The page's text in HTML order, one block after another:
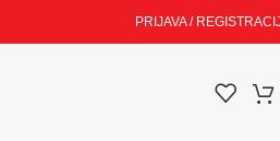
PRIJAVA /